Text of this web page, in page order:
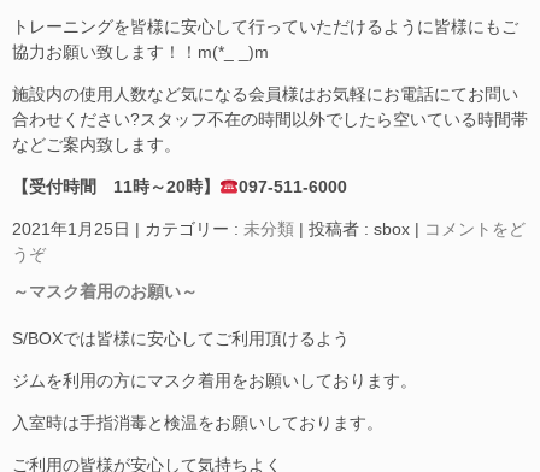
トレーニングを皆様に安心して行っていただけるように皆様にもご
協力お願い致します！！m(*_ _)m
施設内の使用人数など気になる会員様はお気軽にお電話にてお問い
合わせください?スタッフ不在の時間以外でしたら空いている時間帯
などご案内致します。
【受付時間 11時～20時】 097-511-6000
2021年1月25日 | カテゴリー : 未分類 | 投稿者 : sbox | コメントをど
うぞ
～マスク着用のお願い～
S/BOXでは皆様に安心してご利用頂けるよう
ジムを利用の方にマスク着用をお願いしております。
入室時は手指消毒と検温をお願いしております。
ご利用の皆様が安心して気持ちよく